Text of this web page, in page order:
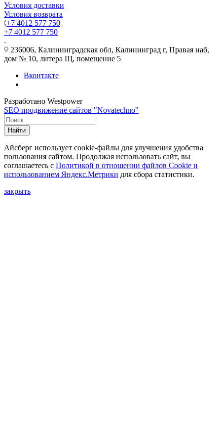
Условия доставки
Условия возврата
+7 4012 577 750
+7 4012 577 750
236006, Калининградская обл, Калининград г, Правая наб,
дом № 10, литера Щ, помещение 5
Вконтакте
Разработано Westpower
SEO продвижение сайтов "Novatechno"
Найти
Айсберг использует cookie-файлы для улучшения удобства
пользования сайтом. Продолжая использовать сайт, вы
соглашаетесь с Политикой в отношении файлов Сookie и
использованием Яндекс.Метрики для сбора статистики.
закрыть